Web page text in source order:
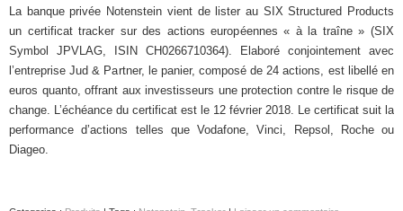
La banque privée Notenstein vient de lister au SIX Structured Products
un certificat tracker sur des actions européennes « à la traîne » (SIX
Symbol JPVLAG, ISIN CH0266710364). Elaboré conjointement avec
l’entreprise Jud & Partner, le panier, composé de 24 actions, est libellé en
euros quanto, offrant aux investisseurs une protection contre le risque de
change. L’échéance du certificat est le 12 février 2018. Le certificat suit la
performance d’actions telles que Vodafone, Vinci, Repsol, Roche ou
Diageo.